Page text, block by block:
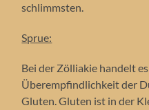
schlimmsten.
Sprue:
Bei der Zölliakie handelt
Überempfindlichkeit der
Gluten. Gluten ist in der